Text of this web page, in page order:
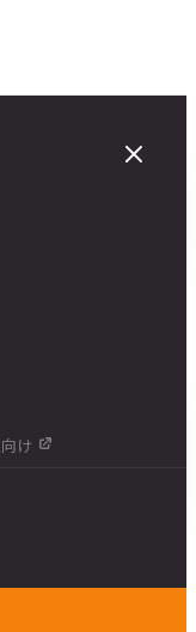
け